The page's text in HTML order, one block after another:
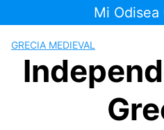
al
contenido
Mi Odisea
GRECIA MEDIEVAL